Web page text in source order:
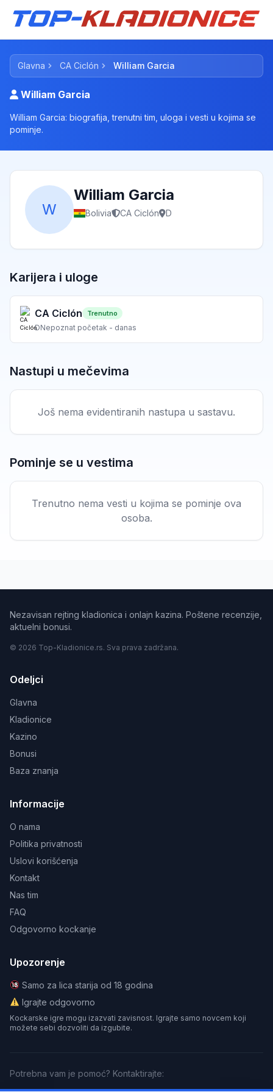
Glavna CA Ciclón William Garcia
William Garcia
William Garcia: biografija, trenutni tim, uloga i vesti u kojima se
pominje.
W
William Garcia
Bolivia CA Ciclón D
Karijera i uloge
CA Ciclón Trenutno
DNepoznat početak - danas
Nastupi u mečevima
Još nema evidentiranih nastupa u sastavu.
Pominje se u vestima
Trenutno nema vesti u kojima se pominje ova
osoba.
Nezavisan rejting kladionica i onlajn kazina. Poštene recenzije,
aktuelni bonusi.
© 2026 Top-Kladionice.rs. Sva prava zadržana.
Odeljci
Glavna
Kladionice
Kazino
Bonusi
Baza znanja
Informacije
O nama
Politika privatnosti
Uslovi korišćenja
Kontakt
Nas tim
FAQ
Odgovorno kockanje
Upozorenje
Samo za lica starija od 18 godina
Igrajte odgovorno
Kockarske igre mogu izazvati zavisnost. Igrajte samo novcem koji
možete sebi dozvoliti da izgubite.
Potrebna vam je pomoć? Kontaktirajte: